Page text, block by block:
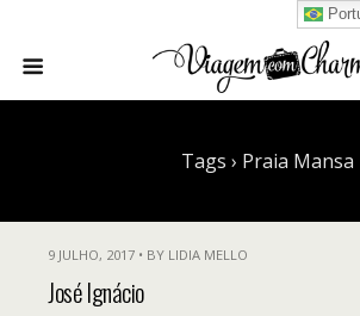
Tags › Praia Mansa
9 JULHO, 2017 • BY LIDIA MELLO
José Ignácio